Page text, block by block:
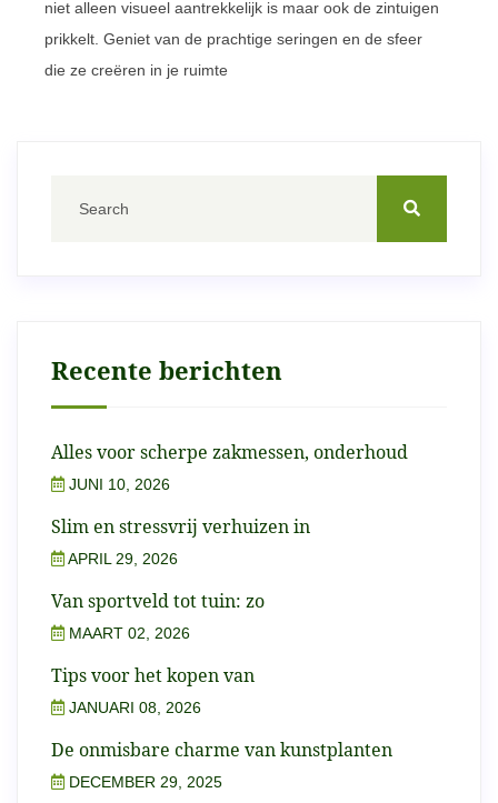
niet alleen visueel aantrekkelijk is maar ook de zintuigen
prikkelt. Geniet van de prachtige seringen en de sfeer
die ze creëren in je ruimte
Recente berichten
Alles voor scherpe zakmessen, onderhoud
JUNI 10, 2026
Slim en stressvrij verhuizen in
APRIL 29, 2026
Van sportveld tot tuin: zo
MAART 02, 2026
Tips voor het kopen van
JANUARI 08, 2026
De onmisbare charme van kunstplanten
DECEMBER 29, 2025